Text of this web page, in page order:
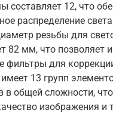
составляет 12, что
распределение
резьбы для
82 мм, что позволяет
фильтры для
13 групп
в общей сложности,
изображения и